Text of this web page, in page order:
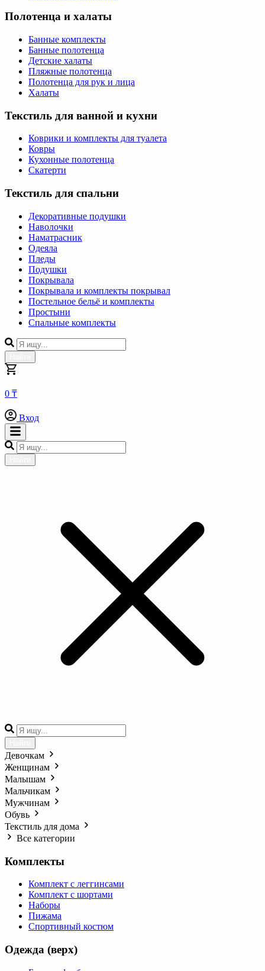
Полотенца и халаты
Банные комплекты
Банные полотенца
Детские халаты
Пляжные полотенца
Полотенца для рук и лица
Халаты
Текстиль для ванной и кухни
Коврики и комплекты для туалета
Ковры
Кухонные полотенца
Скатерти
Текстиль для спальни
Декоративные подушки
Наволочки
Наматрасник
Одеяла
Пледы
Подушки
Покрывала
Покрывала и комплекты покрывал
Постельное бельё и комплекты
Простыни
Спальные комплекты
0 ₸
Вход
Девочкам
Женщинам
Малышам
Мальчикам
Мужчинам
Обувь
Текстиль для дома
Все категории
Комплекты
Комплект с леггинсами
Комплект с шортами
Наборы
Пижама
Спортивный костюм
Одежда (верх)